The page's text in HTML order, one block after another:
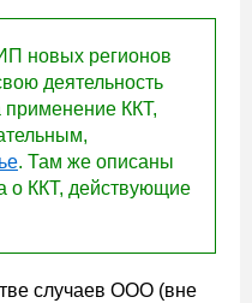
новых регионов
деятельность
применение ККТ,
. Там же описаны
о ККТ, действующие
случаев ООО (вне